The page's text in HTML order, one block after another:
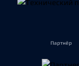
Партнёр